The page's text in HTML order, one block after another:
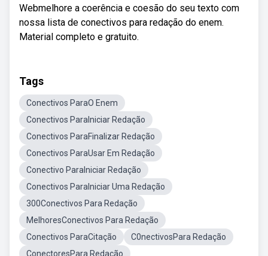
Webmelhore a coerência e coesão do seu texto com
nossa lista de conectivos para redação do enem.
Material completo e gratuito.
Tags
Conectivos ParaO Enem
Conectivos ParaIniciar Redação
Conectivos ParaFinalizar Redação
Conectivos ParaUsar Em Redação
Conectivo ParaIniciar Redação
Conectivos ParaIniciar Uma Redação
300Conectivos Para Redação
MelhoresConectivos Para Redação
Conectivos ParaCitação
C0nectivosPara Redação
ConectoresPara Redação